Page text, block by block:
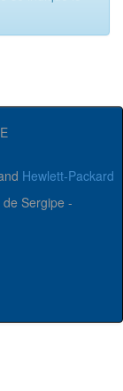
Hewlett-Packard
Sergipe -